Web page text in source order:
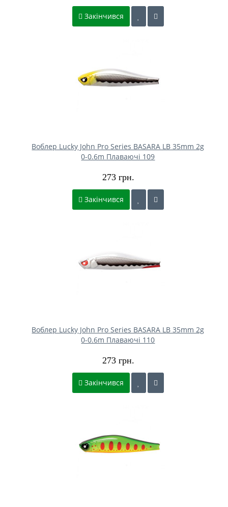
Закінчився
Воблер Lucky John Pro Series BASARA LB 35mm 2g
0-0.6m Плаваючі 109
273 грн.
Закінчився
Воблер Lucky John Pro Series BASARA LB 35mm 2g
0-0.6m Плаваючі 110
273 грн.
Закінчився